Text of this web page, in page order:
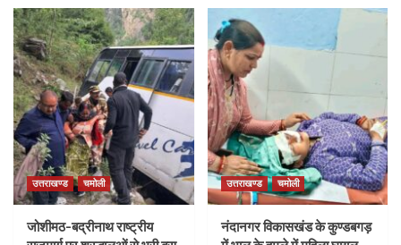
उत्तराखण्ड चमोली
जोशीमठ-बद्रीनाथ राष्ट्रीय
उत्तराखण्ड चमोली
नंदानगर विकासखंड के कुण्डबगड़